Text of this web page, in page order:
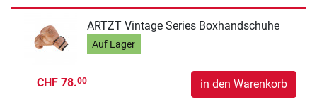
ARTZT Vintage Series Boxhandschuhe
Auf Lager
CHF 78.00 in den Warenkorb